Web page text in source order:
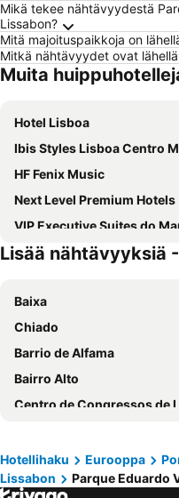
Mikä tekee nähtävyydestä
Lissabon?
Mitä majoituspaikkoja on
Mitkä nähtävyydet ovat
Muita
Hotel Lisboa
Ibis Styles Lisboa Centro Marquês de Pombal
HF Fenix Music
Next Level Premium Hotels
VIP Executive Suites do Marquês
Intercontinental Hotels Lisbon By Ihg
Locke De Santa Joana
Internacional Design Hotel
Easyhotel Lisbon
Exe Saldanha
Hotel Marquês de Pombal
Holiday Inn Lisbon By Ihg
HF Fenix Garden
Lisää nähtävyyksiä
Baixa
Chiado
Barrio de Alfama
Bairro Alto
Centro de Congressos de
Avenida da Liberdade
Aeroporto Metro Station
Hotellihaku Eurooppa
Lissabon
Parque Eduardo